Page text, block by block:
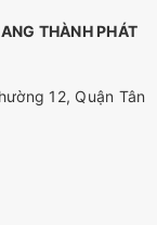
THÀNH PHÁT
12, Quận Tân